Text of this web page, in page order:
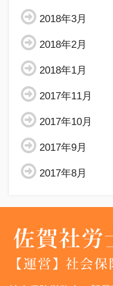
2018年3月
2018年2月
2018年1月
2017年11月
2017年10月
2017年9月
2017年8月